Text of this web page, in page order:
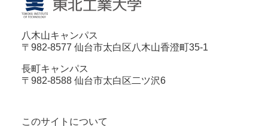
八木山キャンパス
〒982-8577 仙台市太白区八木山香澄町35-1
長町キャンパス
〒982-8588 仙台市太白区二ツ沢6
このサイトについて